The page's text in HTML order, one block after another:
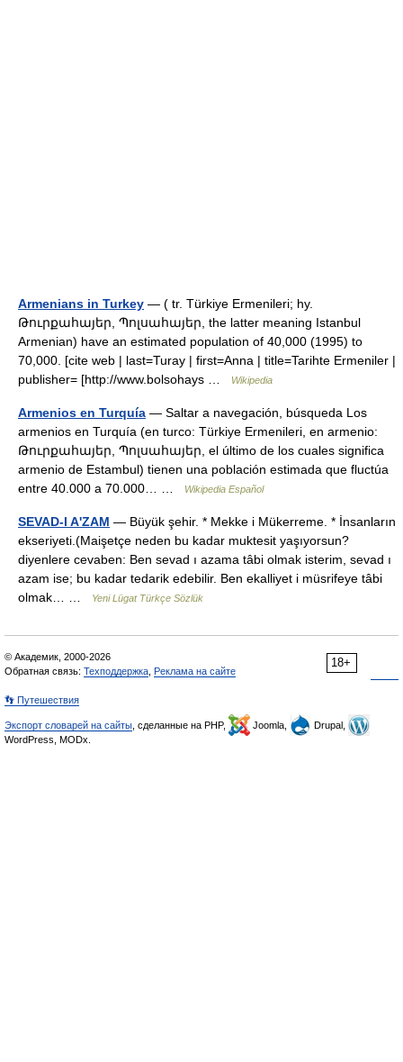
Armenians in Turkey — ( tr. Türkiye Ermenileri; hy.
Թուրքահայեր, Պոլսահայեր, the latter meaning Istanbul
Armenian) have an estimated population of 40,000 (1995) to
70,000. [cite web | last=Turay | first=Anna | title=Tarihte Ermeniler |
publisher= [http://www.bolsohays …
Wikipedia
Armenios en Turquía — Saltar a navegación, búsqueda Los
armenios en Turquía (en turco: Türkiye Ermenileri, en armenio:
Թուրքահայեր, Պոլսահայեր, el último de los cuales significa
armenio de Estambul) tienen una población estimada que fluctúa
entre 40.000 a 70.000… …
Wikipedia Español
SEVAD-I A'ZAM — Büyük şehir. * Mekke i Mükerreme. * İnsanların
ekseriyeti.(Maişetçe neden bu kadar muktesit yaşıyorsun?
diyenlere cevaben: Ben sevad ı azama tâbi olmak isterim, sevad ı
azam ise; bu kadar tedarik edebilir. Ben ekalliyet i müsrifeye tâbi
olmak… …
Yeni Lügat Türkçe Sözlük
18+
© Академик, 2000-2026
Обратная связь: Техподдержка Реклама на сайте
👣 Путешествия
Экспорт словарей на сайты , сделанные на PHP, Joomla,
Drupal,
WordPress, MODx.